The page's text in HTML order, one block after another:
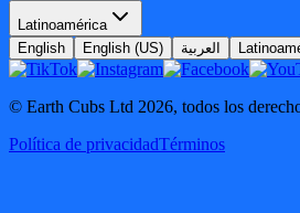
Latinoamérica
English
English (US) العربية
© Earth Cubs Ltd 2026, todos los
Política de privacidadTérminos